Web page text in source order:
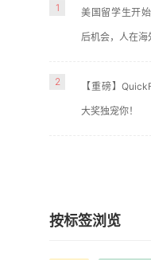
1 美国留学生开
后机会，人在
2 【重磅】
大奖独宠你！
按标签浏览